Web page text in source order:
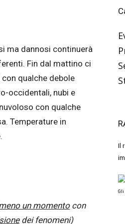
ma dannosi continuerà
Fin dal mattino ci
qualche debole
occidentali, nubi e
con qualche
Temperature in
un momentocon
dei fenomeni)
Gli